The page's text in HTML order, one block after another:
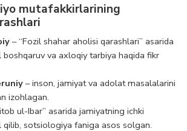
mutafakkirlarining
– “Fozil shahar aholisi qarashlari” asarida
va axloqiy tarbiya haqida fikr
– inson, jamiyat va adolat masalalarini
izohlagan.
ul-Ibar” asarida jamiyatning ichki
sotsiologiya faniga asos solgan.